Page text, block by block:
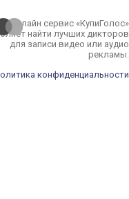
Онлайн сервис «КупиГолос»
найти лучших дикторов
для записи видео или аудио
рекламы.
конфиденциальности